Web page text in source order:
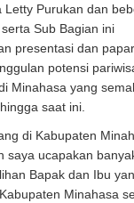
Letty Purukan dan
Sub Bagian ini
presentasi dan
potensi
Minahasa yang
saat ini.
di Kabupaten
saya ucapakan
Bapak dan Ibu
Minahasa